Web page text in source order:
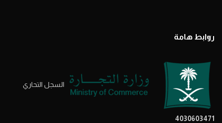
روابط هامة
السجل التحاري
4030603471